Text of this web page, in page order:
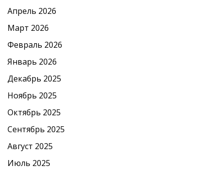
Апрель 2026
Март 2026
Февраль 2026
Январь 2026
Декабрь 2025
Ноябрь 2025
Октябрь 2025
Сентябрь 2025
Август 2025
Июль 2025